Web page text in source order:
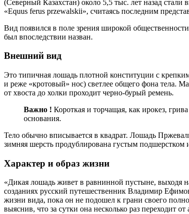
(Северный Казахстан) около 5,5 тыс. лет назад
«Equus ferus przewalskii», считаясь последним
Вид появился в поле зрения широкой
был впоследствии назван.
Внешний вид
Это типичная лошадь плотной конституции с
и реже «кротовый» нос) светлее общего фона тела.
от хвоста до холки проходит черно-бурый ремень.
Важно ! Короткая и торчащая, как ирокез,
основания.
Тело обычно вписывается в квадрат. Лошадь
зимняя шерсть продублирована густым подшерстком
Характер и образ жизни
«Дикая лошадь живет в равнинной пустыне, выходя
созданиях русский путешественник Владимир
жизни вида, пока он не подошел к грани своего
выяснив, что за сутки она несколько раз переходит